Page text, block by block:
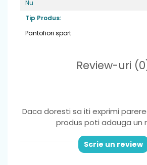
Fara arc plantar
Material
: din cauciuc, ce ofera
o fixare optima si incaltare
: detasabil din piele
Nu
Tip Produs:
Pantofiori sport
Review-uri
Daca doresti sa iti exprimi
produs poti adauga un
Scrie un review